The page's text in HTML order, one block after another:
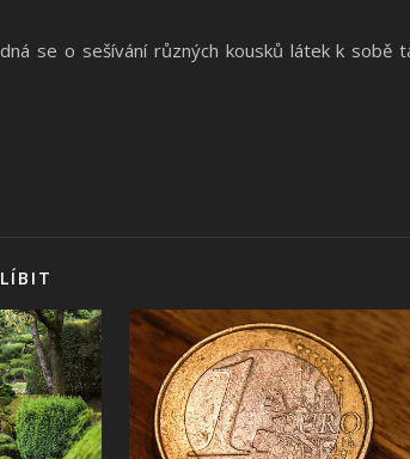
se o sešívání různých kousků látek k sobě